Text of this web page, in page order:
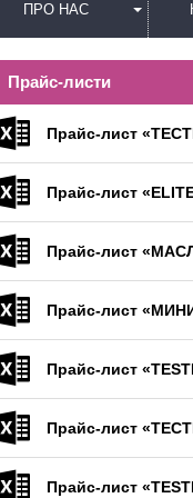
ПРО НАС
Прайс-листи
Прайс-лист
Прайс-лист
Прайс-лист
Прайс-лист
Прайс-лист
Прайс-лист
Прайс-лист